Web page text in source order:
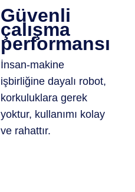
Güvenli
çalışma
performansı
İnsan-makine
işbirliğine dayalı robot,
korkuluklara gerek
yoktur, kullanımı kolay
ve rahattır.